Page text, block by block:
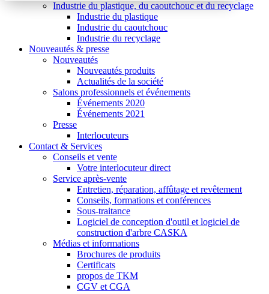
Industrie du plastique, du caoutchouc et du recyclage
Industrie du plastique
Industrie du caoutchouc
Industrie du recyclage
Nouveautés & presse
Nouveautés
Nouveautés produits
Actualités de la société
Salons professionnels et événements
Événements 2020
Événements 2021
Presse
Interlocuteurs
Contact & Services
Conseils et vente
Votre interlocuteur direct
Service après-vente
Entretien, réparation, affûtage et revêtement
Conseils, formations et conférences
Sous-traitance
Logiciel de conception d'outil et logiciel de
construction d'arbre CASKA
Médias et informations
Brochures de produits
Certificats
propos de TKM
CGV et CGA